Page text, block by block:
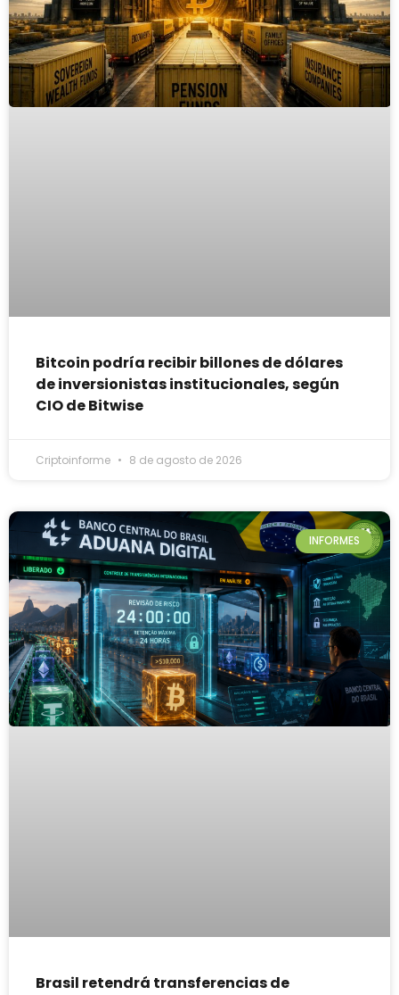
Bitcoin podría recibir billones de dólares
de inversionistas institucionales, según
CIO de Bitwise
Criptoinforme 8 de agosto de 2026
INFORMES
Brasil retendrá transferencias de